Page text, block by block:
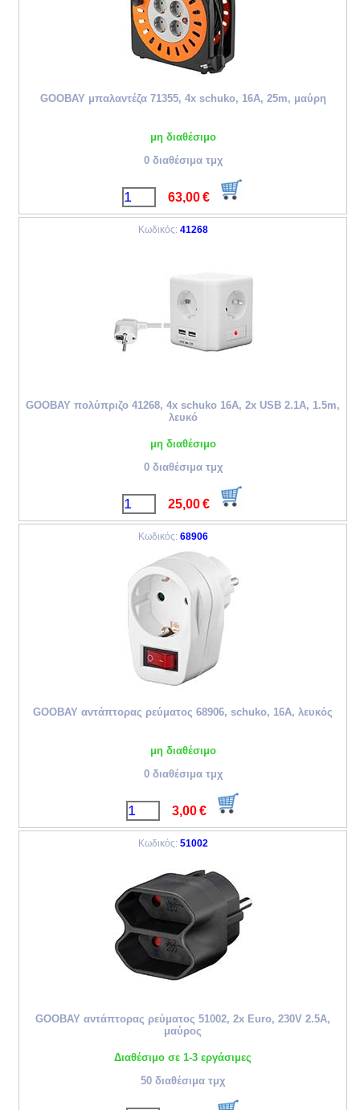
GOOBAY μπαλαντέζα 71355, 4x schuko, 16A, 25m, μαύρη
μη διαθέσιμο
0 διαθέσιμα τμχ
63,00€
Κωδικός: 41268
GOOBAY πολύπριζο 41268, 4x schuko 16A, 2x USB 2.1A, 1.5m,
λευκό
μη διαθέσιμο
0 διαθέσιμα τμχ
25,00€
Κωδικός: 68906
GOOBAY αντάπτορας ρεύματος 68906, schuko, 16A, λευκός
μη διαθέσιμο
0 διαθέσιμα τμχ
3,00 €
Κωδικός: 51002
GOOBAY αντάπτορας ρεύματος 51002, 2x Euro, 230V 2.5A,
μαύρος
Διαθέσιμο σε 1-3 εργάσιμες
50 διαθέσιμα τμχ